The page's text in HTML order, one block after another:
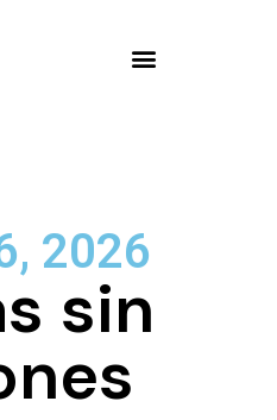
2026
sin